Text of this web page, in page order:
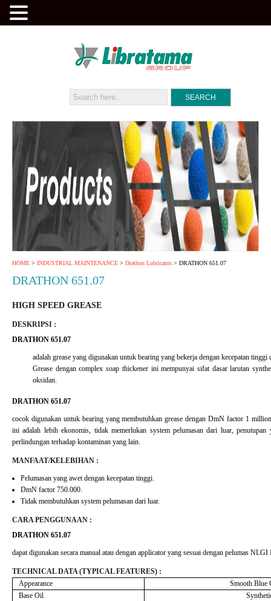
HOME > INDUSTRIAL MAINTENANCE > Drathon Lubricants > DRATHON 651.07
DRATHON 651.07
HIGH SPEED GREASE
DESKRIPSI :
DRATHON 651.07
adalah grease yang digunakan untuk bearing yang bekerja dengan kecepatan
Grease dengan complex soap thickener ini mempunyai sifat dasar larutan
oksidan.
DRATHON 651.07
cocok digunakan untuk bearing yang membutuhkan grease dengan DmN factor 1
ini adalah lebih ekonomis, tidak memerlukan system pelumasan dari luar, penutupan
perlindungan terhadap kontaminan yang lain.
MANFAAT/KELEBIHAN :
Pelumasan yang awet dengan kecepatan tinggi.
DmN factor 750.000.
Tidak membutuhkan system pelumasan dari luar.
CARA PENGGUNAAN :
DRATHON 651.07
dapat digunakan secara manual atau dengan applicator yang sesuai dengan pelumas NLGI
TECHNICAL DATA (TYPICAL FEATURES) :
Appearance
Smooth Blue
Base Oil